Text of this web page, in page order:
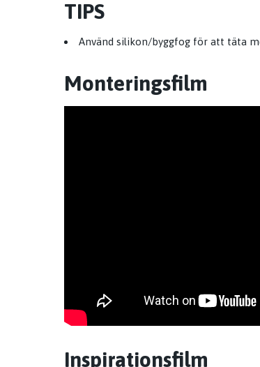
TIPS
Använd silikon/byggfog för att täta
Monteringsfilm
Inspirationsfilm